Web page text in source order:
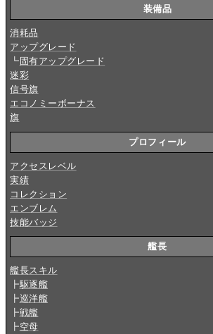
装備品
消耗品
アップグレード
┗ 固有アップグレード
迷彩
信号旗
エコノミーボーナス
旗
プロフィール
アクセスレベル
実績
コレクション
エンブレム
技能バッジ
艦長
艦長スキル
┣駆逐艦
┣巡洋艦
┣戦艦
┣空母